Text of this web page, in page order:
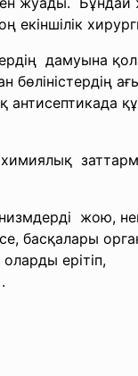
екіншілік
дамуына
бөліністердің
антисептикада
химиялық
жою,
басқалары
ерітіп,